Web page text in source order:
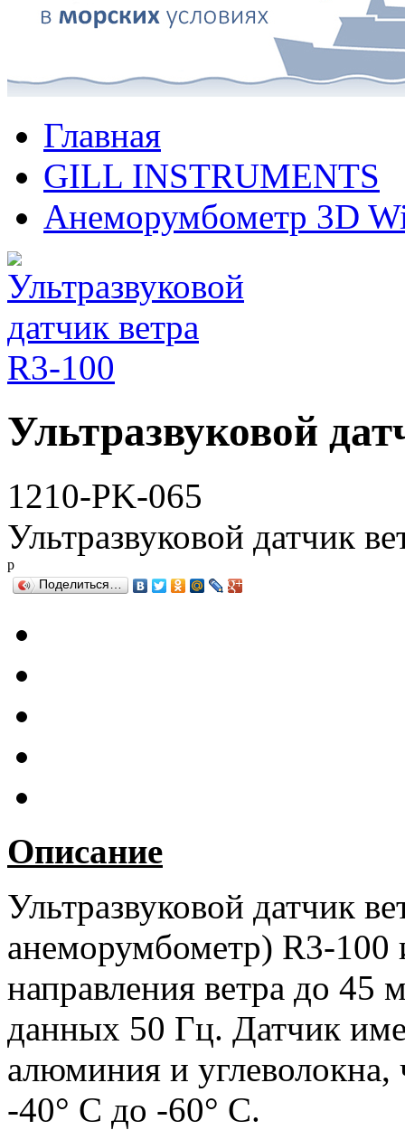
Главная
GILL INSTRUMENTS
Анеморумбометр 3D
Ультразвуковой
1210-PK-065
Ультразвуковой датчик
р
Поделиться…
Описание
Ультразвуковой датчик
анеморумбометр) R3-100
направления ветра до 45
данных 50 Гц. Датчик
алюминия и углеволокна,
-40° С до -60° С.